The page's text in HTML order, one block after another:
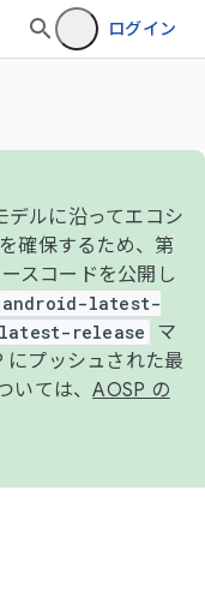
ログイン
ルに沿ってエコシ
確保するため、第
スコードを公開し
android-latest-
release
マ
にプッシュされた最
いては、AOSP の